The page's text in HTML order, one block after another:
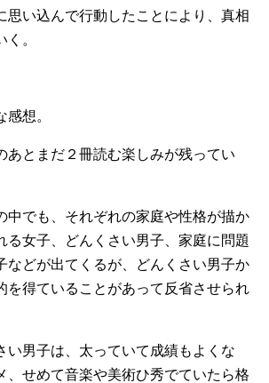
思い込んで行動したことにより、真相
。
想。
あとまだ２冊読む楽しみが残ってい
中でも、それぞれの家庭や性格が描か
る女子、どんくさい男子、家庭に問題
などが出てくるが、どんくさい男子か
を得ていることがあって反省させられ
い男子は、太っていて成績もよくな
、せめて音楽や美術ひ秀でていたら格